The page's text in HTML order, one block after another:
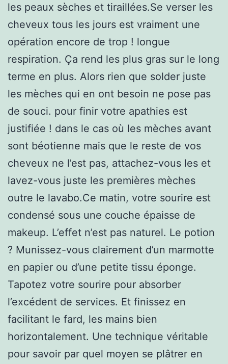
les peaux sèches et tiraillées.Se verser les
cheveux tous les jours est vraiment une
opération encore de trop ! longue
respiration. Ça rend les plus gras sur le long
terme en plus. Alors rien que solder juste
les mèches qui en ont besoin ne pose pas
de souci. pour finir votre apathies est
justifiée ! dans le cas où les mèches avant
sont béotienne mais que le reste de vos
cheveux ne l’est pas, attachez-vous les et
lavez-vous juste les premières mèches
outre le lavabo.Ce matin, votre sourire est
condensé sous une couche épaisse de
makeup. L’effet n’est pas naturel. Le potion
? Munissez-vous clairement d’un marmotte
en papier ou d’une petite tissu éponge.
Tapotez votre sourire pour absorber
l’excédent de services. Et finissez en
facilitant le fard, les mains bien
horizontalement. Une technique véritable
pour savoir par quel moyen se plâtrer en